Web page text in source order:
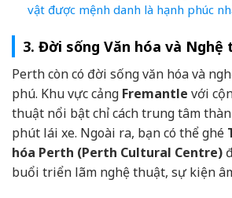
vật được mệnh danh là hạnh phúc
3. Đời sống Văn hóa và Nghệ
Perth còn có đời sống văn hóa và
phú. Khu vực cảng Fremantle với
thuật nổi bật chỉ cách trung tâm
phút lái xe. Ngoài ra, bạn có thể ghé
hóa Perth (Perth Cultural Centre)
buổi triển lãm nghệ thuật, sự kiện